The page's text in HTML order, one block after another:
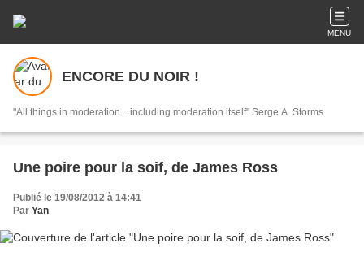
MENU
ENCORE DU NOIR !
"All things in moderation... including moderation itself" Serge A. Storms
Une poire pour la soif, de James Ross
Publié le 19/08/2012 à 14:41
Par Yan